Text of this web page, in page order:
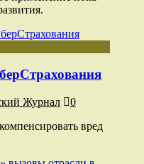
Журнал
0
вред